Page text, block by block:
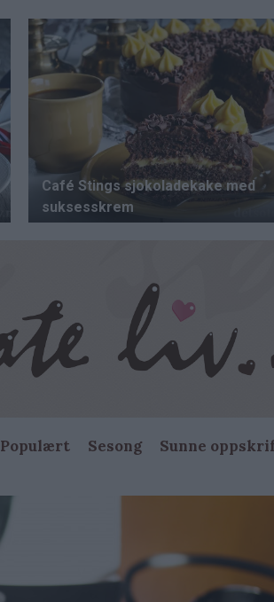
Populært Sesong Sunne